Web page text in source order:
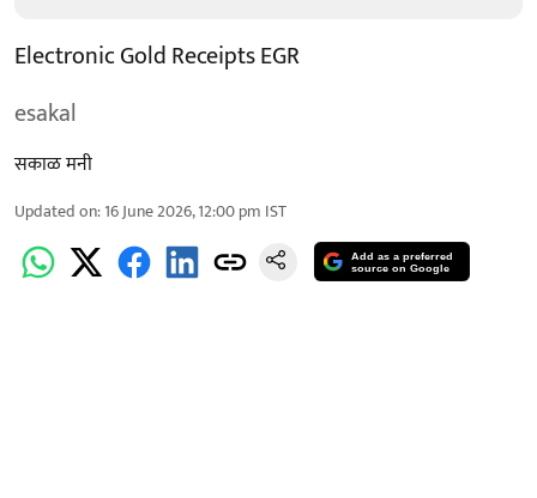
Electronic Gold Receipts EGR
esakal
सकाळ मनी
Updated on:16 June 2026, 12:00 pm IST
Add as a preferred
source on Google